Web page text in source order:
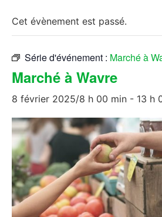
Cet évènement est passé.
Série d'événement : Marché à
Marché à Wavre
8 février 2025/8 h 00 min - 13 h